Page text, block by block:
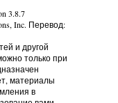
3.8.7
Inc. Перевод:
и другой
только при
материалы
в